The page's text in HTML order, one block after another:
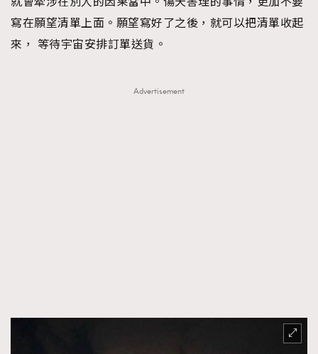
AFrenchMind
DressLikeAParisienne
EmpowerF
FashionWeek
寫在願望清單上面。願望寫好了之後，就可以把清單收起
來， 等待宇宙安排訂單送貨。
Advertisement